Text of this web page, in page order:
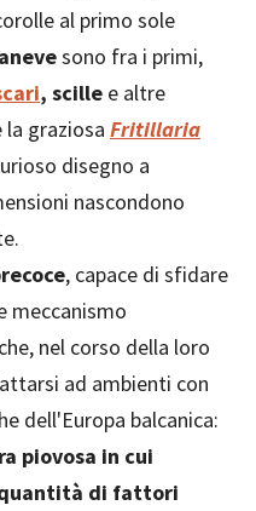
al primo sole
sono fra i primi,
, scille e altre
la graziosa Fritillaria
disegno a
nascondono
, capace di sfidare
meccanismo
nel corso della loro
ad ambienti con
dell'Europa balcanica:
piovosa in cui
quantità di fattori